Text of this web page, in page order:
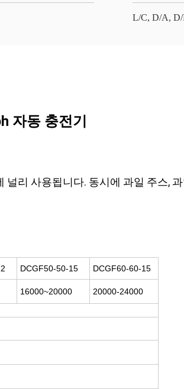
L/C, D/A,
자동 충전기
리 사용됩니다. 동시에 과일 주스,
DCGF50-50-15
DCGF60-60-15
16000~20000
20000-24000